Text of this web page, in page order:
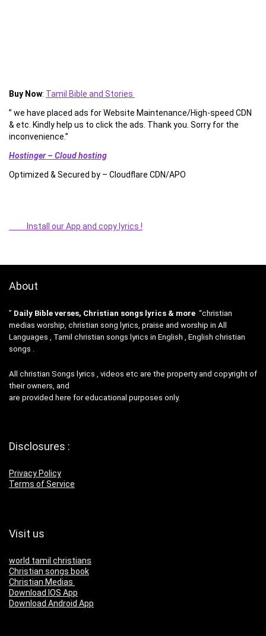
Buy Now: Tamil Bible and Stories
” we have placed ads for Website Maintenance/High-speed CDN
& etc. Kindly help us to click the ads. Thank you. Sorry for the
inconvenience.”
Hostinger – Cloud hosting
Optimized & Secured by – Cloudflare CDN/APO
Install our App and copy lyrics !
About
” Daily Bible verses, Christian songs lyrics & more “christian
medias worship, christian song lyrics, praise and worship in All
Languages , Tamil christian songs lyrics in English , English christian
songs .
All christian Songs lyrics , videos etc are the property and copyright of
their owners, and
are provided here for educational purposes only.
Disclosures :
Privacy Policy
Terms of Service
Visit us
world tamil christians
Christian songs book
Christian Medias
Download IOS App
Download Android App